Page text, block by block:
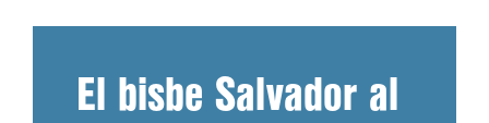
El bisbe Salvador al